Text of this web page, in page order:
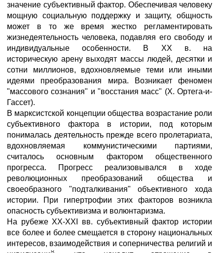
значение субъективный фактор. Обеспечивая человеку
мощную социальную поддержку и защиту, общность
может в то же время жестко регламентировать
жизнедеятельность человека, подавляя его свободу и
индивидуальные особенности. В XX в. на
историческую арену выходят массы людей, десятки и
сотни миллионов, вдохновляемые теми или иными
идеями преобразования мира. Возникает феномен
"массового сознания" и "восстания масс" (X. Ортега-и-
Гассет).
В марксистской концепции общества возрастание роли
субъективного фактора в истории, под которым
понималась деятельность прежде всего пролетариата,
вдохновляемая коммунистическими партиями,
считалось основным фактором общественного
прогресса. Прогресс реализовывался в ходе
революционных преобразований общества и
своеобразного "подталкивания" объективного хода
истории. При гипертрофии этих факторов возникла
опасность субъективизма и волюнтаризма.
На рубеже XX-XXI вв. субъективный фактор истории
все более и более смещается в сторону национальных
интересов, взаимодействия и соперничества религий и